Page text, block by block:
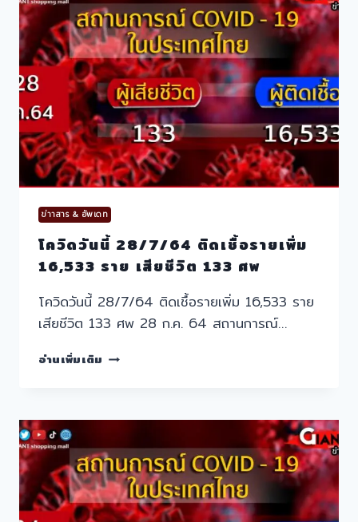
เชื้อ
ราย
เพิ่ม
17,970
ราย
เสีย
ชีวิต
178
ศพ
ข่าาสาร & อัพเดท
โควิดวันนี้ 28/7/64 ติดเชื้อรายเพิ่ม
16,533 ราย เสียชีวิต 133 ศพ
โควิดวันนี้ 28/7/64 ติดเชื้อรายเพิ่ม 16,533 ราย
เสียชีวิต 133 ศพ 28 ก.ค. 64 สถานการณ์…
อ่านเพิ่มเติม โค
28/7/64
เชื้อ
ราย
เพิ่ม
16,533